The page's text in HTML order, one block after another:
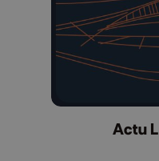
Actu L